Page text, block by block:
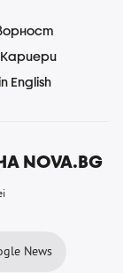
Кариери
English
NOVA.BG
News